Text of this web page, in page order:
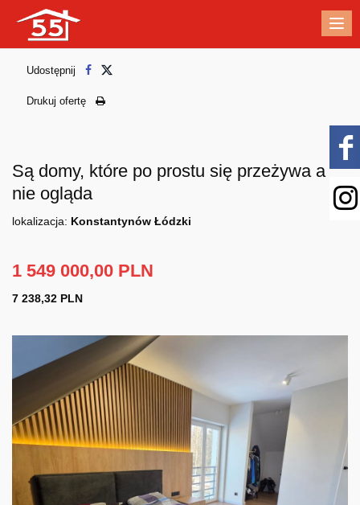
Udostępnij
Drukuj ofertę
Są domy, które po prostu się przeżywa a
nie ogląda
lokalizacja: Konstantynów Łódzki
1 549 000,00 PLN
7 238,32 PLN